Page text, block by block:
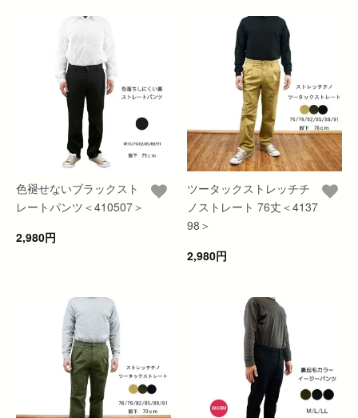
色褪せないブラックスト
レートパンツ＜410507＞
2,980円
ツータックストレッチチ
ノストレート 76丈＜4137
98＞
2,980円